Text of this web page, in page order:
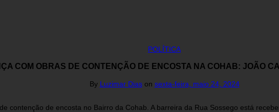
POLÍTICA
COM OBRAS DE CONTENÇÃO DE ENCOSTA NA COHAB: JOÃO
By Luzimar Dias on sexta-feira, maio 24, 2024
contenção de encosta no Bairro da Cohab. A barreira da Rua Sossego está